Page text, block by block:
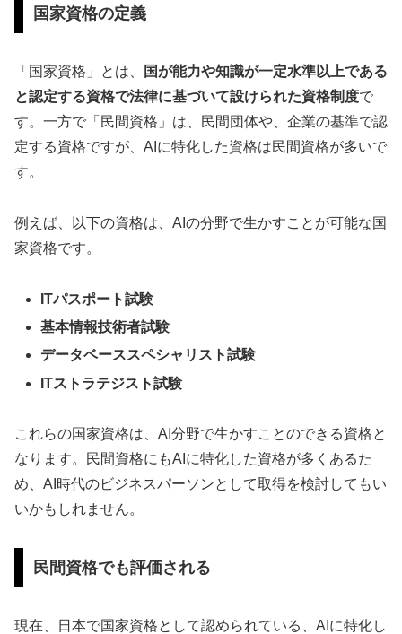
国家資格の定義
「国家資格」とは、
国が能力や知識が一定水準以上である
と認定する資格で法律に基づいて設けられた資格制度で
す。一方で「民間資格」は、民間団体や、企業の基準で認
定する資格ですが、AIに特化した資格は民間資格が多いで
す。
例えば、以下の資格は、AIの分野で生かすことが可能な国
家資格です。
ITパスポート試験
基本情報技術者試験
データベーススペシャリスト試験
ITストラテジスト試験
これらの国家資格は、AI分野で生かすことのできる資格と
なります。民間資格にもAIに特化した資格が多くあるた
め、AI時代のビジネスパーソンとして取得を検討してもい
いかもしれません。
民間資格でも評価される
現在、日本で国家資格として認められている、AIに特化し